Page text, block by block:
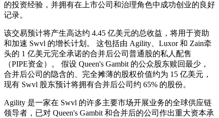
的投资经验，并拥有在上市公司和治理角色中成功创业的良好
记录。
该交易预计将产生高达约 4.45 亿美元的总收益，将用于资助
和加速 Swvl 的增长计划。 这包括由 Agility、Luxor 和 Zain牵
头的 1 亿美元完全承诺的合并后公司普通股的私人配售
（PIPE资金）。 假设 Queen's Gambit 的公众股东赎回最少，
合并后公司的隐含的、完全摊薄的股权价值约为 15 亿美元，
现有 Swvl 股东预计将拥有合并后公司约 65% 的股份。
Agility 是一家在 Swvl 的许多主要市场开展业务的全球供应链
领导者，已对 Queen's Gambit 和合并后的公司作出重大资本承